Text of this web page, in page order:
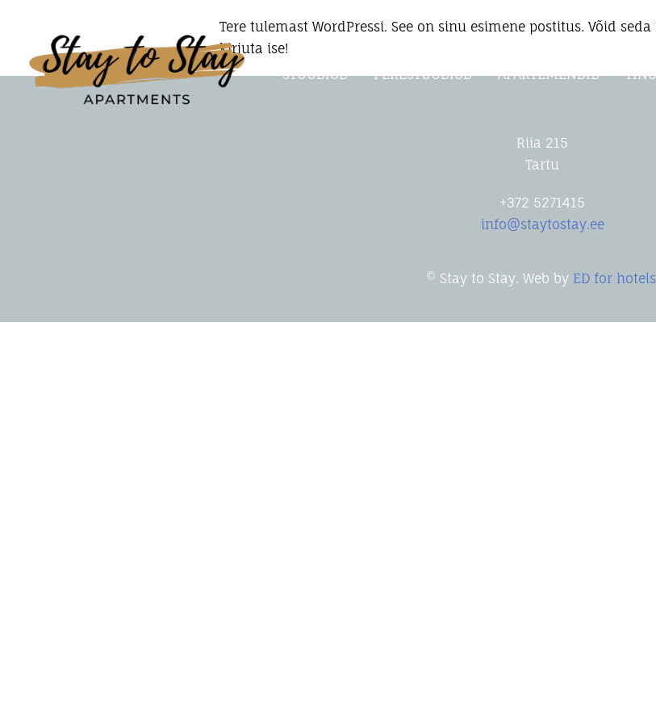
STUUDIOD PERESTUUDIOD APARTEMENDID
Tere tulemast WordPressi. See on sinu esimene postitus. Võid
kirjuta ise!
Riia 215
Tartu
+372 5271415
info@staytostay.ee
© Stay to Stay. Web by ED for hotels